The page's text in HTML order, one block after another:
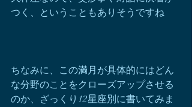
つく、ということもありそうですね
ちなみに、この満月が具体的にはどん
な分野のことをクローズアップさせる
のか、ざっくり12星座別に書いてみま